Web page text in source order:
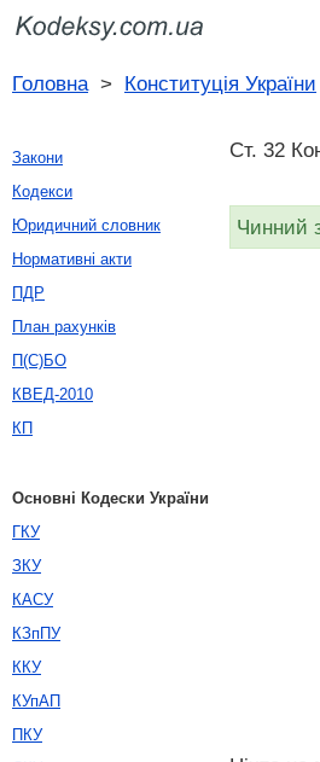
Головна> Конституція України
Ст. 32
Чинний
Закони
Кодекси
Юридичний словник
Нормативні акти
ПДР
План рахунків
П(С)БО
КВЕД-2010
КП
Основні Кодески України
ГКУ
ЗКУ
КАСУ
КЗпПУ
ККУ
КУпАП
ПКУ